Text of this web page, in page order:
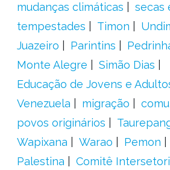
mudanças climáticas
secas
tempestades
Timon
Juazeiro
Parintins
Monte Alegre
Simão Dias
Educação de Jovens e
Venezuela
migração
povos originários
Wapixana
Warao Pemon
Palestina
Comitê